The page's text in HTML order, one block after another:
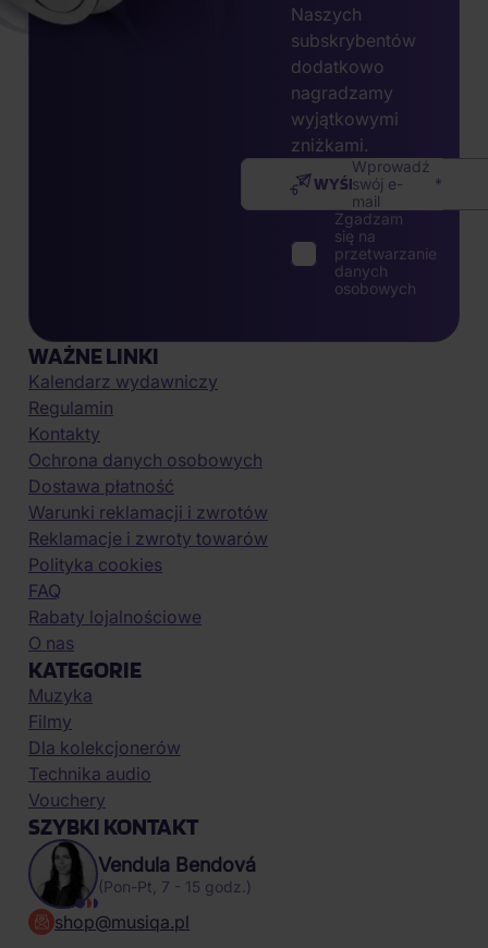
Naszych
subskrybentów
dodatkowo
nagradzamy
wyjątkowymi
zniżkami.
Wprowadź
swój e-
mail
WYŚLIJ
Zgadzam
się na
przetwarzanie
danych
osobowych
WAŻNE LINKI
Kalendarz wydawniczy
Regulamin
Kontakty
Ochrona danych osobowych
Dostawa płatność
Warunki reklamacji i zwrotów
Reklamacje i zwroty towarów
Polityka cookies
FAQ
Rabaty lojalnościowe
O nas
KATEGORIE
Muzyka
Filmy
Dla kolekcjonerów
Technika audio
Vouchery
SZYBKI KONTAKT
Vendula Bendová
(Pon-Pt, 7 - 15 godz.)
shop@musiqa.pl